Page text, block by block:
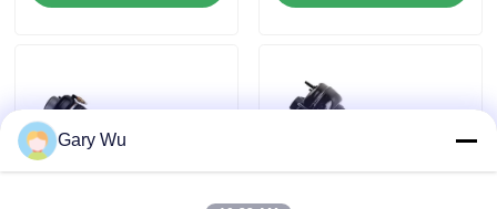
Vakalar
Gary Wu